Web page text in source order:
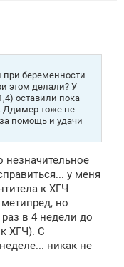
при беременности
этом делали? У
оставили пока
Ддимер тоже не
помощь и удачи
незначительное
у меня
к ХГЧ
но
в 4 недели до
ХГЧ). С
никак не